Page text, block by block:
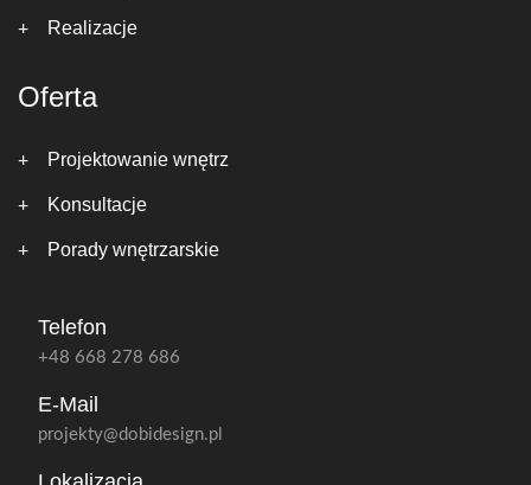
Realizacje
Oferta
Projektowanie wnętrz
Konsultacje
Porady wnętrzarskie
Telefon
+48 668 278 686
E-Mail
projekty@dobidesign.pl